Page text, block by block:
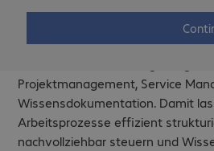
IhrAtlassian Partner
Projektmanagement, Service
Wissensdokumentation. Damit
Arbeitsprozesse effizient
nachvollziehbar steuern und